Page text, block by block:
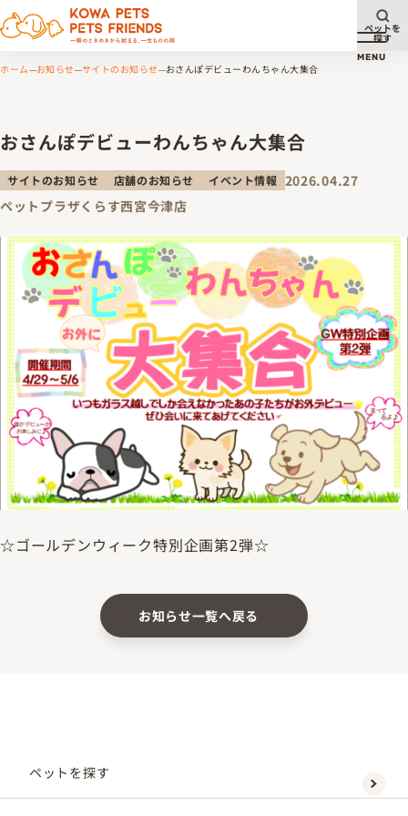
メニ
MENU
ペットを
探す
ホーム お知らせ サイトのお知らせ おさんぽデビューわんちゃん大集合
おさんぽデビューわんちゃん大集合
サイトのお知らせ 店舗のお知らせ イベント情報 2026.04.27
ペットプラザくらす西宮今津店
☆ゴールデンウィーク特別企画第2弾☆
お知らせ一覧へ戻る
ペットを探す